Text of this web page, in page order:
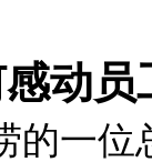
动
一位总